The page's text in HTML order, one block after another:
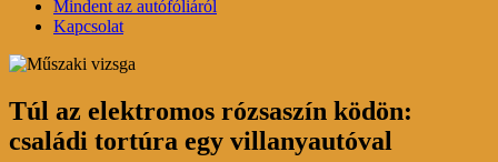
Mindent az autófóliáról
Kapcsolat
Túl az elektromos rózsaszín ködön:
családi tortúra egy villanyautóval